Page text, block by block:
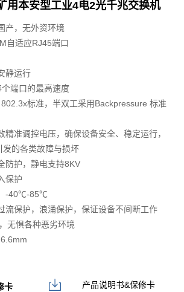
用本安型工业4电2光千兆交换机
产，无外资环境
自适应RJ45端口
静运行
端口的最高速度
标准，半双工采用Backpressure 标准
准调控电压，确保设备安全、稳定运行，
的各类故障与损坏
防护，静电支持8KV
保护
-40℃-85℃
流保护，浪涌保护，保证设备不间断⼯作
⽆惧各种恶劣环境
卡 产品说明书&保修卡